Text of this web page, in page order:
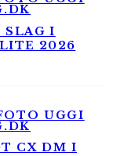
SLAG I
2026
CX DM I